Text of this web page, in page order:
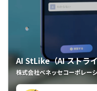
AI StLike（AI ストラ
株式会社ベネッセコーポレー